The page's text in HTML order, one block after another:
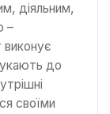
діяльним,
–
виконує
до
своїми